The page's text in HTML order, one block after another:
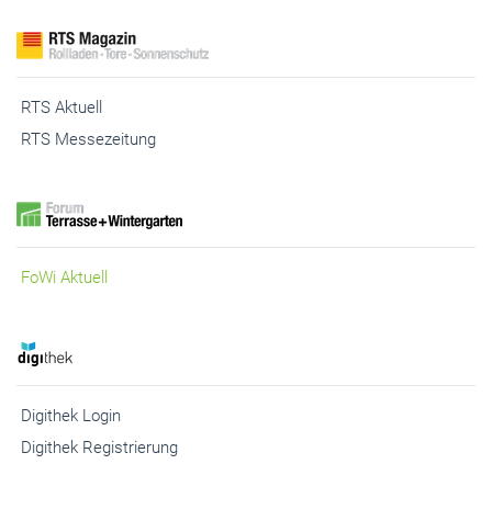
RTS Aktuell
RTS Messezeitung
FoWi Aktuell
Digithek Login